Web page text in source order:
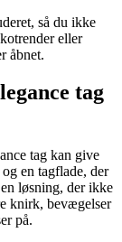
så du ikke
eller
åbnet.
tag
tag kan give
en tagflade, der
løsning, der ikke
knirk, bevægelser
på.